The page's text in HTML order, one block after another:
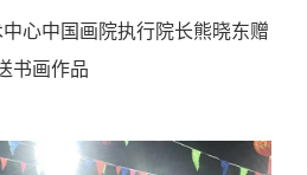
中国画院执行院长熊晓东赠
书画作品